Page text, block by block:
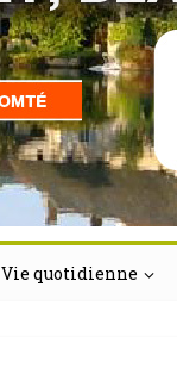
Vie quotidienne